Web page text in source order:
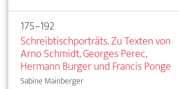
175–192
Schreibtischporträts. Zu Texten von
Arno Schmidt, Georges Perec,
Hermann Burger und Francis Ponge
Sabine Mainberger